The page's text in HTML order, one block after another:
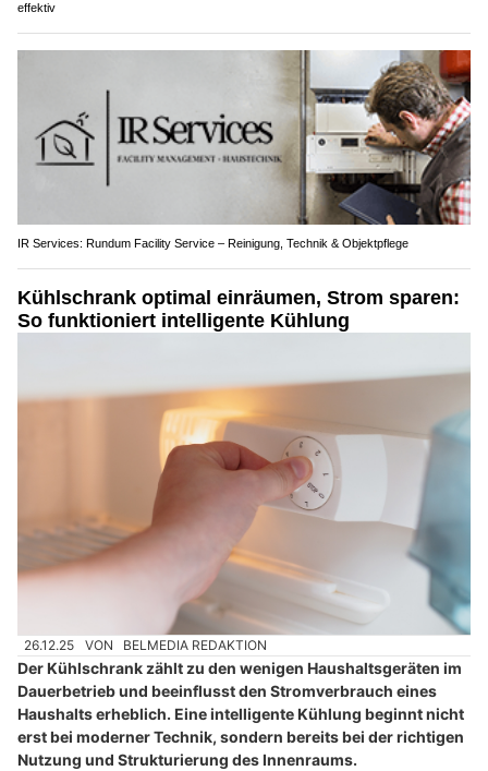
effektiv
IR Services: Rundum Facility Service – Reinigung, Technik & Objektpflege
Kühlschrank optimal einräumen, Strom sparen:
So funktioniert intelligente Kühlung
26.12.25 VON BELMEDIA REDAKTION
Der Kühlschrank zählt zu den wenigen Haushaltsgeräten im
Dauerbetrieb und beeinflusst den Stromverbrauch eines
Haushalts erheblich. Eine intelligente Kühlung beginnt nicht
erst bei moderner Technik, sondern bereits bei der richtigen
Nutzung und Strukturierung des Innenraums.